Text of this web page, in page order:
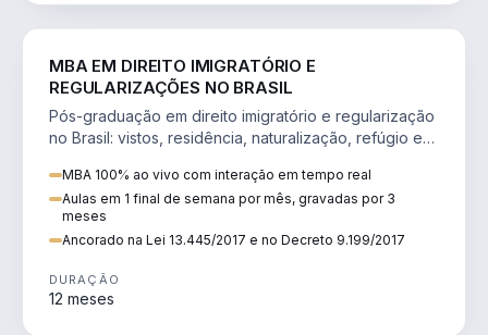
MBA EM DIREITO IMIGRATÓRIO E
REGULARIZAÇÕES NO BRASIL
Pós-graduação em direito imigratório e regularização
no Brasil: vistos, residência, naturalização, refúgio e
MBA 100% ao vivo com interação em tempo real
Aulas em 1 final de semana por mês, gravadas por 3
meses
Ancorado na Lei 13.445/2017 e no Decreto 9.199/2017
DURAÇÃO
12 meses